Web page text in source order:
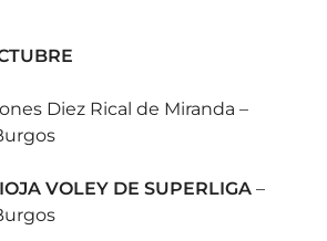
Diez Rical de Miranda –
VOLEY DE SUPERLIGA –